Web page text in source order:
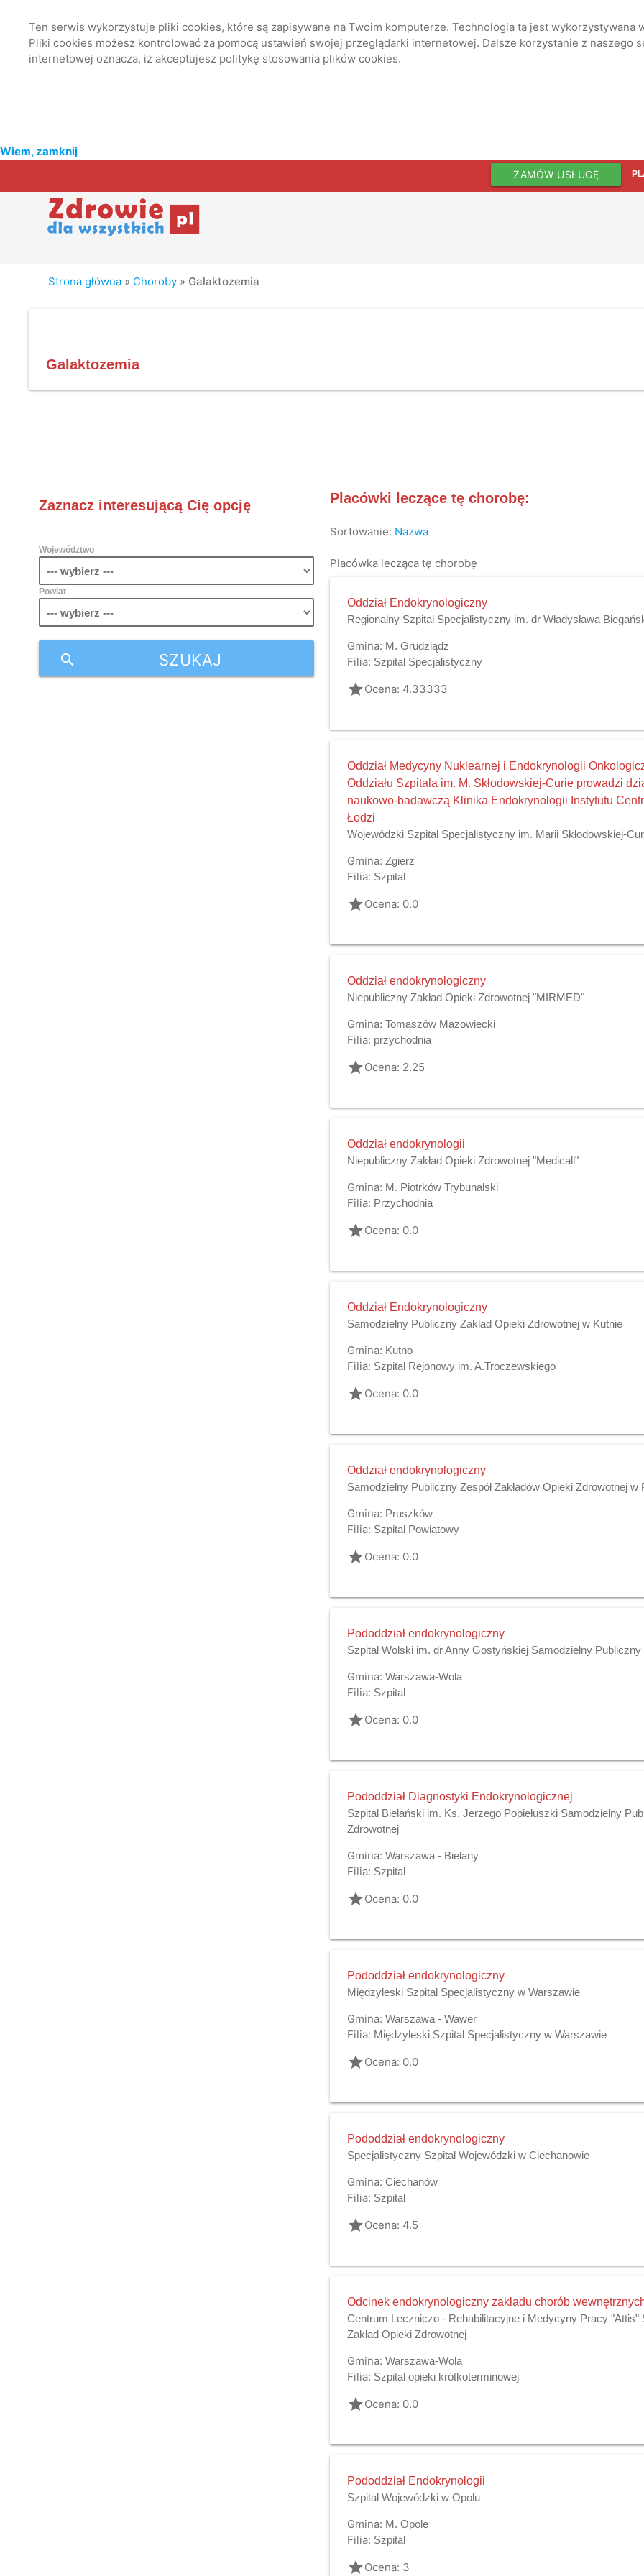
Ten serwis wykorzystuje pliki cookies, które są zapisywane na Twoim komputerze. Technologia ta jest
Pliki cookies możesz kontrolować za pomocą ustawień swojej przeglądarki internetowej. Dalsze korzystanie z naszego
internetowej oznacza, iż akceptujesz politykę stosowania plików cookies.
Wiem, zamknij
ZAMÓW USŁUGĘ
Strona główna » Choroby » Galaktozemia
Galaktozemia
Zaznacz interesującą Cię opcję
Województwo
Powiat
SZUKAJ
search
Placówki leczące tę chorobę:
Sortowanie: Nazwa
Placówka lecząca tę chorobę
Oddział Endokrynologiczny
Regionalny Szpital Specjalistyczny im. dr Władysława
Gmina: M. Grudziądz
Filia: Szpital Specjalistyczny
gradeOcena: 4.33333
Oddział Medycyny Nuklearnej i Endokrynologii
Oddziału Szpitala im. M. Skłodowskiej-Curie prowadzi
naukowo-badawczą Klinika Endokrynologii Instytutu
Łodzi
Wojewódzki Szpital Specjalistyczny im. Marii Skłodowskiej-
Gmina: Zgierz
Filia: Szpital
gradeOcena: 0.0
Oddział endokrynologiczny
Niepubliczny Zakład Opieki Zdrowotnej "MIRMED"
Gmina: Tomaszów Mazowiecki
Filia: przychodnia
gradeOcena: 2.25
Oddział endokrynologii
Niepubliczny Zakład Opieki Zdrowotnej "Medicall"
Gmina: M. Piotrków Trybunalski
Filia: Przychodnia
gradeOcena: 0.0
Oddział Endokrynologiczny
Samodzielny Publiczny Zaklad Opieki Zdrowotnej w Kutnie
Gmina: Kutno
Filia: Szpital Rejonowy im. A.Troczewskiego
gradeOcena: 0.0
Oddział endokrynologiczny
Samodzielny Publiczny Zespół Zakładów Opieki Zdrowotnej w
Gmina: Pruszków
Filia: Szpital Powiatowy
gradeOcena: 0.0
Pododdział endokrynologiczny
Szpital Wolski im. dr Anny Gostyńskiej Samodzielny Publiczny
Gmina: Warszawa-Wola
Filia: Szpital
gradeOcena: 0.0
Pododdział Diagnostyki Endokrynologicznej
Szpital Bielański im. Ks. Jerzego Popiełuszki Samodzielny
Zdrowotnej
Gmina: Warszawa - Bielany
Filia: Szpital
gradeOcena: 0.0
Pododdział endokrynologiczny
Międzyleski Szpital Specjalistyczny w Warszawie
Gmina: Warszawa - Wawer
Filia: Międzyleski Szpital Specjalistyczny w Warszawie
gradeOcena: 0.0
Pododdział endokrynologiczny
Specjalistyczny Szpital Wojewódzki w Ciechanowie
Gmina: Ciechanów
Filia: Szpital
gradeOcena: 4.5
Odcinek endokrynologiczny zakładu chorób
Centrum Leczniczo - Rehabilitacyjne i Medycyny Pracy "Attis"
Zakład Opieki Zdrowotnej
Gmina: Warszawa-Wola
Filia: Szpital opieki krótkoterminowej
gradeOcena: 0.0
Pododdział Endokrynologii
Szpital Wojewódzki w Opolu
Gmina: M. Opole
Filia: Szpital
gradeOcena: 3